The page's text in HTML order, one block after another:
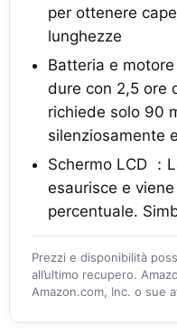
per ottenere
lunghezze
Batteria e
dure con 2,5 ore
richiede solo 90
silenziosamente
Schermo LCD ：
esaurisce e
percentuale.
Prezzi e disponibilità
all’ultimo recupero.
Amazon.com, Inc. o sue